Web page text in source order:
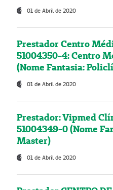
01 de Abril de 2020
Prestador Centro
51004350-4: Centro
(Nome Fantasia:
01 de Abril de 2020
Prestador: Vipmed
51004349-0 (Nome
Master)
01 de Abril de 2020